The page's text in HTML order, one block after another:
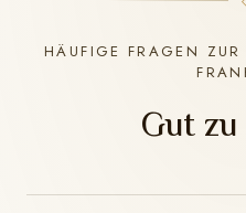
HÄUFIGE FRAGEN
Gut zu